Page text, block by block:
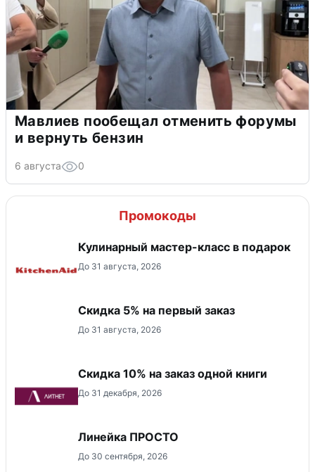
Мавлиев пообещал отменить форумы
и вернуть бензин
6 августа 0
Промокоды
Кулинарный мастер-класс в подарок
До 31 августа, 2026
Скидка 5% на первый заказ
До 31 августа, 2026
Скидка 10% на заказ одной книги
До 31 декабря, 2026
Линейка ПРОСТО
До 30 сентября, 2026